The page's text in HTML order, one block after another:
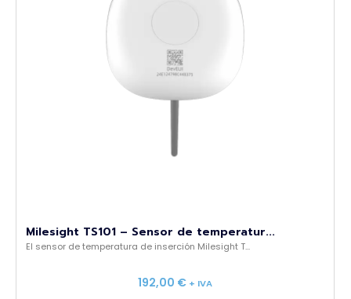
Milesight TS101 – Sensor de temperatur...
El sensor de temperatura de inserción Milesight T...
192,00 € + IVA